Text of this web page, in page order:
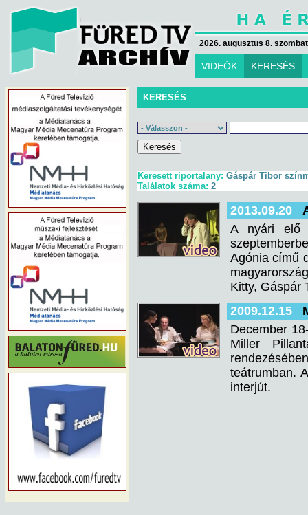
2026. augusztus 8.
VIDEÓK KERESÉS
KERESÉS
Keresett riportalany: Gáspár Tibor
Találatok száma: 2
2013.09.20
A nyári elő
Agónia című
Kitty, Gáspár
2009.12.15
December
Miller
teátrumban.
interjút.